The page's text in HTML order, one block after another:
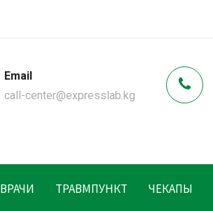
Email
call-center@expresslab.kg
ВРАЧИ ТРАВМПУНКТ ЧЕКАПЫ